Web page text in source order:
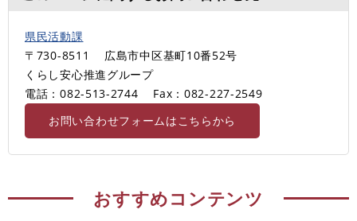
県民活動課
〒730-8511
広島市中区基町10番52号
くらし安心推進グループ
電話：082-513-2744
Fax：082-227-2549
お問い合わせフォームはこちらから
おすすめコンテンツ